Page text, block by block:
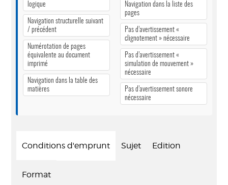
logique
Navigation structurelle suivant
/ précédent
Numérotation de pages
équivalente au document
imprimé
Navigation dans la table des
matières
Navigation dans la liste des
pages
Pas d’avertissement «
clignotement » nécessaire
Pas d’avertissement «
simulation de mouvement »
nécessaire
Pas d’avertissement sonore
nécessaire
Conditions d'emprunt Sujet Edition
Format